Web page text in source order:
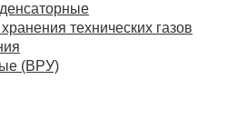
технических газов
(ВРУ)